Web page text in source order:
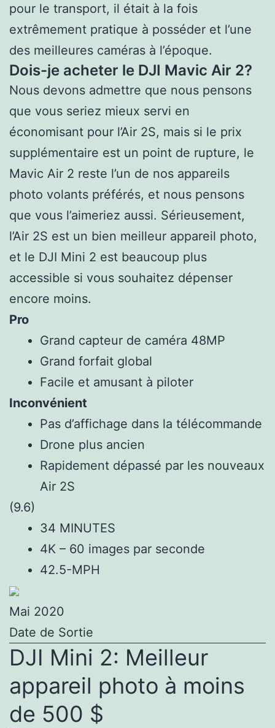
pour le transport, il était à la fois
extrêmement pratique à posséder et l’une
des meilleures caméras à l’époque.
Dois-je acheter le DJI Mavic Air 2?
Nous devons admettre que nous pensons
que vous seriez mieux servi en
économisant pour l’Air 2S, mais si le prix
supplémentaire est un point de rupture, le
Mavic Air 2 reste l’un de nos appareils
photo volants préférés, et nous pensons
que vous l’aimeriez aussi. Sérieusement,
l’Air 2S est un bien meilleur appareil photo,
et le DJI Mini 2 est beaucoup plus
accessible si vous souhaitez dépenser
encore moins.
Pro
Grand capteur de caméra 48MP
Grand forfait global
Facile et amusant à piloter
Inconvénient
Pas d’affichage dans la télécommande
Drone plus ancien
Rapidement dépassé par les nouveaux
Air 2S
(9.6)
34 MINUTES
4K – 60 images par seconde
42.5-MPH
Mai 2020
Date de Sortie
DJI Mini 2: Meilleur
appareil photo à moins
de 500 $